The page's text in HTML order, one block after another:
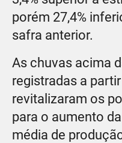
porém 27,4%
safra anterior.
As chuvas acima
registradas a
revitalizaram os
para o aumento
média de